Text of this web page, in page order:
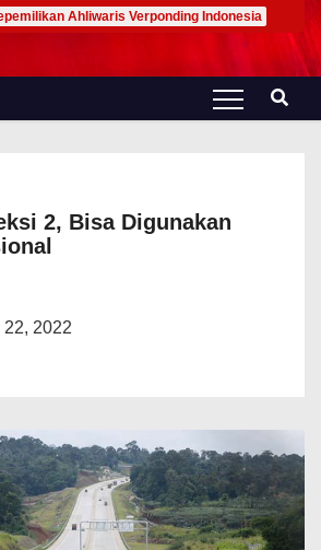
Ahliwaris Verponding Indonesia
2, Bisa Digunakan
22, 2022